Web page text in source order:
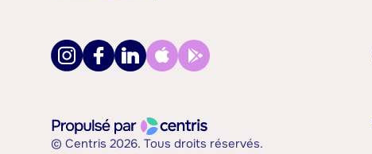
© Centris 2026. Tous droits réservés.